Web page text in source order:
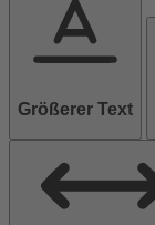
Größerer Text